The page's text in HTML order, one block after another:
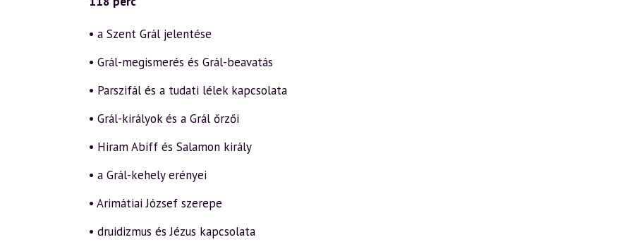
• a Szent Grál jelentése
• Grál-megismerés és Grál-beavatás
• Parszifál és a tudati lélek kapcsolata
• Grál-királyok és a Grál őrzői
• Hiram Abiff és Salamon király
• a Grál-kehely erényei
• Arimátiai József szerepe
• druidizmus és Jézus kapcsolata